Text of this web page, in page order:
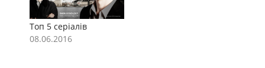
Топ 5 серіалів
08.06.2016